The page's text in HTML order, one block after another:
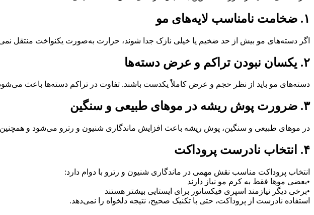
۱. ضخامت نامناسب لایه‌های مو
اگر دسته‌های مو بیش از حد ضخیم یا خیلی نازک جدا شوند، حرارت به‌صورت یکنواخت منتقل
۲. یکسان نبودن تراکم و عرض دسته‌ها
دسته‌های مو باید از نظر حجم و عرض کاملاً یکدست باشند. تفاوت در تراکم دسته‌ها باعث
۳. ضرورت پوش ریشه در موهای طبیعی و سنگین
در موهای طبیعی و سنگین، پوش ریشه باعث افزایش ماندگاری شنیون و رترو می‌شود و
۴. انتخاب نادرست پروداکت
انتخاب پروداکت مناسب نقش مهمی در ماندگاری شنیون و رترو با دوام دارد:
•بعضی موها فقط به کرم مو نیاز دارند
•برخی دیگر نیازمند اسپری فیکساتور برای ایستایی بیشتر هستند
استفاده نادرست از پروداکت، حتی با تکنیک صحیح، نتیجه دلخواه را نمی‌دهد.